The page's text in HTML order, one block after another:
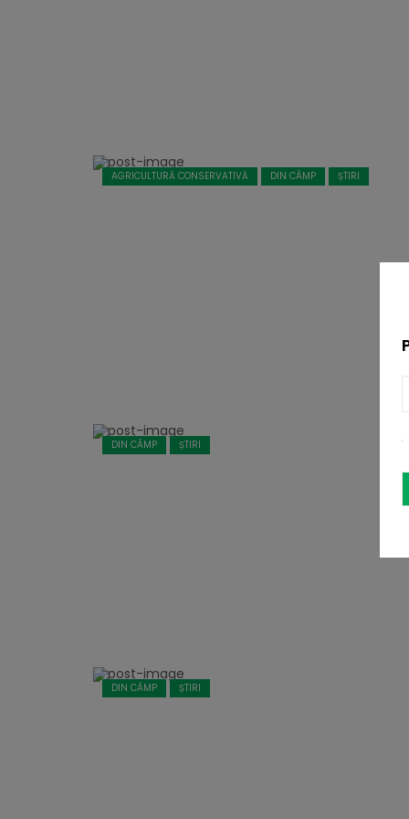
AGRICULTURĂ CONSERVATIVĂ DIN CÂMP ȘTIRI
DIN CÂMP ȘTIRI
DIN CÂMP ȘTIRI